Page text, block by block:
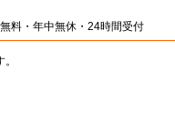
料・年中無休・24時間受付